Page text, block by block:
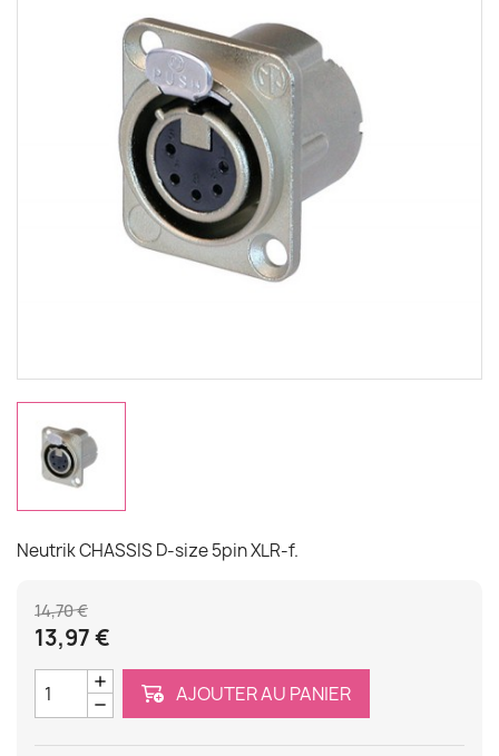
Neutrik CHASSIS D-size 5pin XLR-f.
14,70 €
13,97 €
AJOUTER AU PANIER